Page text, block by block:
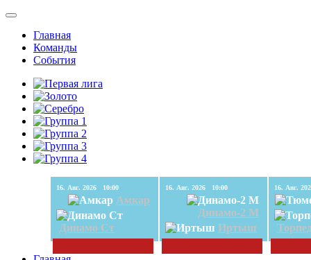
Главная
Команды
События
16. Авг. 2026 10:00
Амкар
Динамо Ст
16. Авг. 2026 10:00
Динамо-2 М
Иртыш